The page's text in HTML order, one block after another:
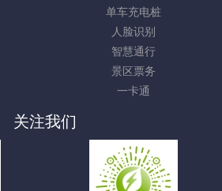
单车充电桩
人脸识别
智慧通行
景区票务
一卡通
关注我们